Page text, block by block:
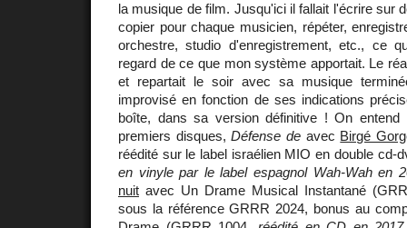
la musique de film. Jusqu'ici il fallait l'écrire sur
copier pour chaque musicien, répéter,
orchestre, studio d'enregistrement, etc., ce
regard de ce que mon système apportait. Le
et repartait le soir avec sa musique
improvisé en fonction de ses indications
boîte, dans sa version définitive ! On
premiers disques,Défense de avec Birgé
réédité sur le label israélien MIO en double cd-
en vinyle par le label espagnol Wah-Wah en
nuit avec Un Drame Musical Instantané
sous la référence GRRR 2024, bonus au